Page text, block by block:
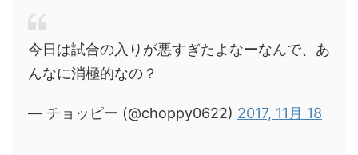
今日は試合の入りが悪すぎたよなーなんで、あ
んなに消極的なの？
— チョッピー (@choppy0622) 2017, 11月 18